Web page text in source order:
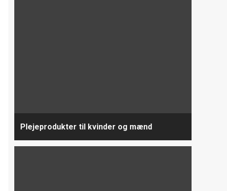
Plejeprodukter til kvinder og mænd